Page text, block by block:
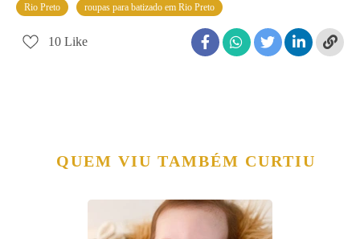
Rio Preto roupas para batizado em Rio Preto
10 Like
QUEM VIU TAMBÉM CURTIU